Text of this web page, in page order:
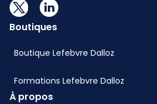
Boutiques
Boutique Lefebvre Dalloz
Formations Lefebvre Dalloz
À propos